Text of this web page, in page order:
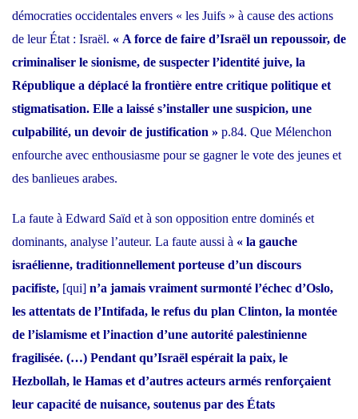
démocraties occidentales envers « les Juifs » à cause des actions
de leur État : Israël. « A force de faire d’Israël un repoussoir, de
criminaliser le sionisme, de suspecter l’identité juive, la
République a déplacé la frontière entre critique politique et
stigmatisation. Elle a laissé s’installer une suspicion, une
culpabilité, un devoir de justification » p.84. Que Mélenchon
enfourche avec enthousiasme pour se gagner le vote des jeunes et
des banlieues arabes.
La faute à Edward Saïd et à son opposition entre dominés et
dominants, analyse l’auteur. La faute aussi à « la gauche
israélienne, traditionnellement porteuse d’un discours
pacifiste, [qui] n’a jamais vraiment surmonté l’échec d’Oslo,
les attentats de l’Intifada, le refus du plan Clinton, la montée
de l’islamisme et l’inaction d’une autorité palestinienne
fragilisée. (…) Pendant qu’Israël espérait la paix, le
Hezbollah, le Hamas et d’autres acteurs armés renforçaient
leur capacité de nuisance, soutenus par des États